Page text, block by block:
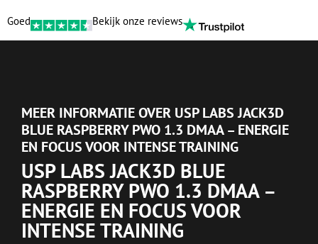
Goed Bekijk onze reviews
MEER INFORMATIE OVER USP LABS JACK3D
BLUE RASPBERRY PWO 1.3 DMAA – ENERGIE
EN FOCUS VOOR INTENSE TRAINING
USP LABS JACK3D BLUE
RASPBERRY PWO 1.3 DMAA –
ENERGIE EN FOCUS VOOR
INTENSE TRAINING